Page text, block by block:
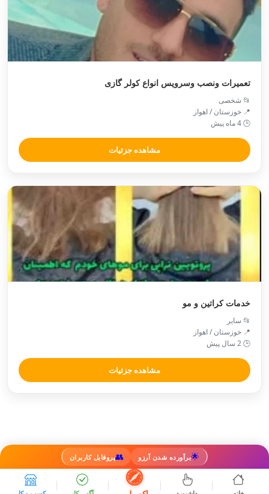
🌟برآورده شدن آرزو 👥پروفایل کاربران
تعمیرات ونصب وسرویس انواع کولر گازی
📂 شخصی
📍 خوزستان / اهواز
🕒 4 ماه پیش
مشاهده جزئیات
خدمات کراتین و مو
📂 سایر
📍 خوزستان / اهواز
🕒 2 سال پیش
مشاهده جزئیات